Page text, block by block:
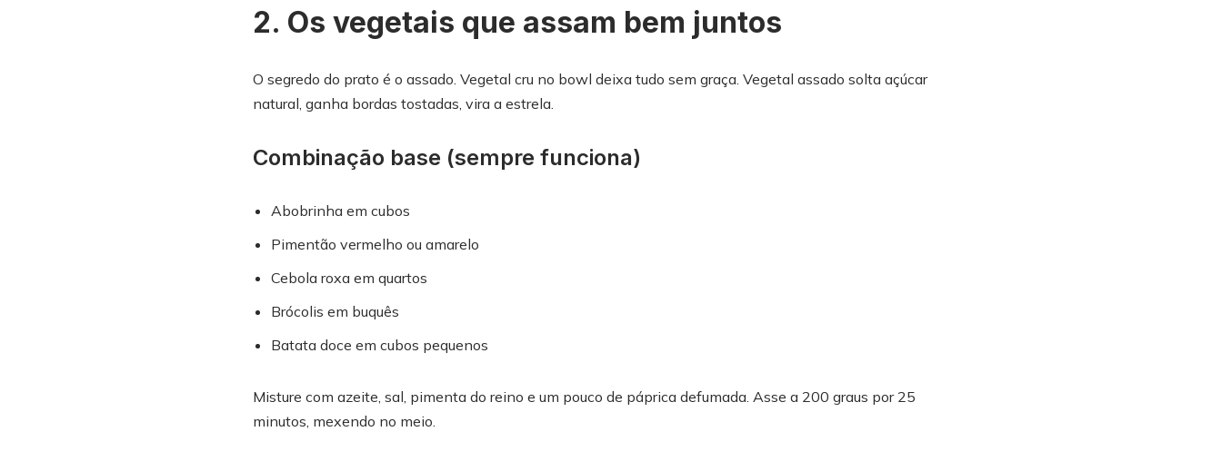
2. Os vegetais que assam bem juntos
O segredo do prato é o assado. Vegetal cru no bowl deixa tudo sem graça. Vegetal assado solta açúcar
natural, ganha bordas tostadas, vira a estrela.
Combinação base (sempre funciona)
Abobrinha em cubos
Pimentão vermelho ou amarelo
Cebola roxa em quartos
Brócolis em buquês
Batata doce em cubos pequenos
Misture com azeite, sal, pimenta do reino e um pouco de páprica defumada. Asse a 200 graus por 25
minutos, mexendo no meio.